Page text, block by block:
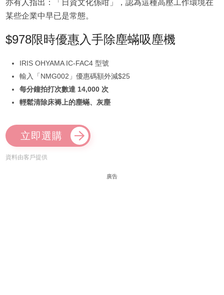
亦有人指出：「日資文化係咁」，認為這種高壓工作環境在
某些企業中早已是常態。
$978限時優惠入手除塵蟎吸塵機
IRIS OHYAMA IC-FAC4 型號
輸入「NMG002」優惠碼額外減$25
每分鐘拍打次數達 14,000 次
輕鬆清除床褥上的塵蟎、灰塵
立即選購
資料由客戶提供
廣告